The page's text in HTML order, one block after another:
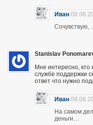
Иван
Сочувствую, …
Stanislav
Мне интересно, кто
службе поддержки
ответ что нужно
Иван
На самом
деньги…